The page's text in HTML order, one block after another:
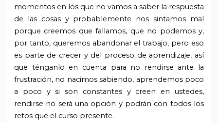
momentos en los que no vamos a saber la respuesta
de las cosas y probablemente nos sintamos mal
porque creemos que fallamos, que no podemos y,
por tanto, queremos abandonar el trabajo, pero eso
es parte de crecer y del proceso de aprendizaje, así
que ténganlo en cuenta para no rendirse ante la
frustración, no nacimos sabiendo, aprendemos poco
a poco y si son constantes y creen en ustedes,
rendirse no será una opción y podrán con todos los
retos que el curso presente.